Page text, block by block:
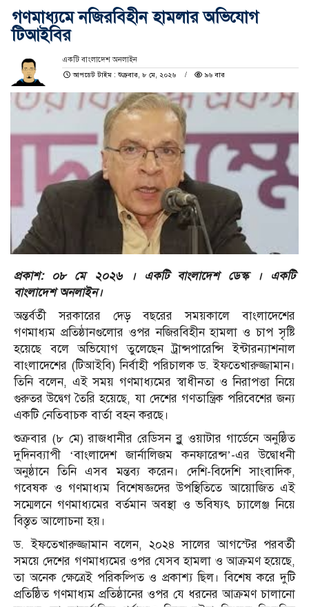
গণমাধ্যমে নজিরবিহীন হামলার অভিযোগ
টিআইবির
একটি বাংলাদেশ অনলাইন
আপডেট টাইম : শুক্রবার, ৮ মে, ২০২৬
৯৬ বার
প্রকাশ: ০৮ মে ২০২৬ । একটি বাংলাদেশ ডেস্ক । একটি
বাংলাদেশ অনলাইন।
অন্তর্বর্তী সরকারের দেড় বছরের সময়কালে বাংলাদেশের
গণমাধ্যম প্রতিষ্ঠানগুলোর ওপর নজিরবিহীন হামলা ও চাপ সৃষ্টি
হয়েছে বলে অভিযোগ তুলেছেন ট্রান্সপারেন্সি ইন্টারন্যাশনাল
বাংলাদেশের (টিআইবি) নির্বাহী পরিচালক ড. ইফতেখারুজ্জামান।
তিনি বলেন, এই সময় গণমাধ্যমের স্বাধীনতা ও নিরাপত্তা নিয়ে
গুরুতর উদ্বেগ তৈরি হয়েছে, যা দেশের গণতান্ত্রিক পরিবেশের জন্য
একটি নেতিবাচক বার্তা বহন করছে।
শুক্রবার (৮ মে) রাজধানীর রেডিসন ব্লু ওয়াটার গার্ডেনে অনুষ্ঠিত
দুদিনব্যাপী ‘বাংলাদেশ জার্নালিজম কনফারেন্স’-এর উদ্বোধনী
অনুষ্ঠানে তিনি এসব মন্তব্য করেন। দেশি-বিদেশি সাংবাদিক,
গবেষক ও গণমাধ্যম বিশেষজ্ঞদের উপস্থিতিতে আয়োজিত এই
সম্মেলনে গণমাধ্যমের বর্তমান অবস্থা ও ভবিষ্যৎ চ্যালেঞ্জ নিয়ে
বিস্তৃত আলোচনা হয়।
ড. ইফতেখারুজ্জামান বলেন, ২০২৪ সালের আগস্টের পরবর্তী
সময়ে দেশের গণমাধ্যমের ওপর যেসব হামলা ও আক্রমণ হয়েছে,
তা অনেক ক্ষেত্রেই পরিকল্পিত ও প্রকাশ্য ছিল। বিশেষ করে দুটি
প্রতিষ্ঠিত গণমাধ্যম প্রতিষ্ঠানের ওপর যে ধরনের আক্রমণ চালানো